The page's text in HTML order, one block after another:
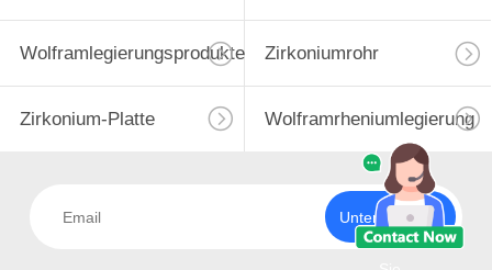
Wolframlegierungsprodukte Zirkoniumrohr
Zirkonium-Platte Wolframrheniumlegierung
Unterzeichnen